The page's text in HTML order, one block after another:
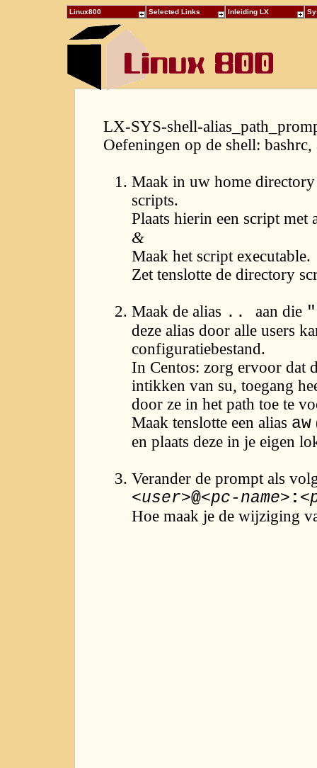
Linux800 Selected Links Inleiding LX
LX-SYS-shell-
Oefeningen op de shell:
Maak in uw home directory
scripts.
Plaats hierin een script met
&
Maak het script executable.
Zet tenslotte de directory
Maak de alias .. aan die
deze alias door alle users
configuratiebestand.
In Centos: zorg ervoor dat
intikken van su, toegang
door ze in het path toe te
Maak tenslotte een alias aw
en plaats deze in je eigen
Verander de prompt als
<user>@<pc-name> :
Hoe maak je de wijziging